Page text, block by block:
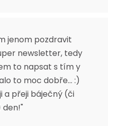
jenom pozdravit
newsletter, tedy
to napsat s tím y
to moc dobře... :)
a přeji báječný (či
den!"